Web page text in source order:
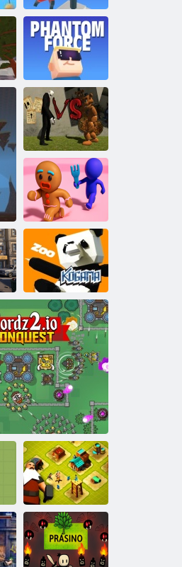
Kogama:
Dosiahni vlajku
Kogama: Moc
fantázie
Slenderman vs.
Freddie Fazber
Zachráňte
perníka
Kogama:
Zoologická
záhrada
Lordz 2. io Mestské budovy